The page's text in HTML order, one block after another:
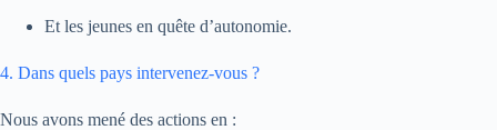
Et les jeunes en quête d’autonomie.
4. Dans quels pays intervenez-vous ?
Nous avons mené des actions en :